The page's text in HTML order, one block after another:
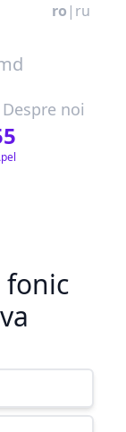
ro | ru
Despre noi
fonic